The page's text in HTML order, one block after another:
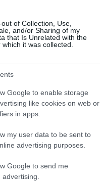
of Collection, Use,
and/or Sharing of my
that Is Unrelated with the
it was collected.
Google to enable storage
like cookies on web or
in apps.
my user data to be sent to
advertising purposes.
Google to send me